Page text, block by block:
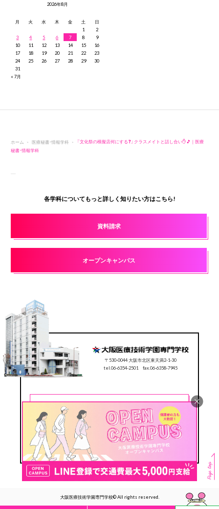
2026年8月
月 火 水 木 金 土
日
1
2
3
4 5 6 7 8
9
10
11 12 13 14 15
16
17
18 19 20 21 22
23
24
25 26 27 28 29
30
31
« 7月
ホーム 医療秘書・情報学科
『文化祭の模擬店何にする❓』クラスメイトと話し合い✋🎵｜医療
秘書・情報学科
各学科についてもっと詳しく知りたい方はこちら!
資料請求
オープンキャンパス
〒530-0044 大阪市北区東天満2-1-30
tel.06-6354-2501 fax.06-6358-7945
CONTACT
0120-78-2501
Follow us #ocmt
大阪医療技術学園専門学校© All rights reserved.